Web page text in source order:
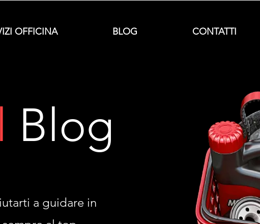
OFFICINA BLOG CONTATTI
Blog
a guidare in